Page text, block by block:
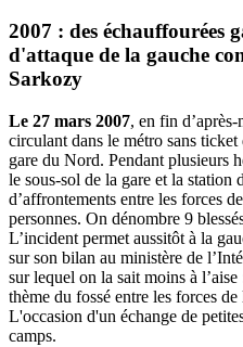
2007 : des échauffourées
d'attaque de la gauche
Sarkozy
Le 27 mars 2007, en fin
circulant dans le métro sans
gare du Nord. Pendant plusieurs
le sous-sol de la gare et la station
d’affrontements entre les forces
personnes. On dénombre 9
L’incident permet aussitôt à la
sur son bilan au ministère de
sur lequel on la sait moins à
thème du fossé entre les forces
L'occasion d'un échange de
camps.